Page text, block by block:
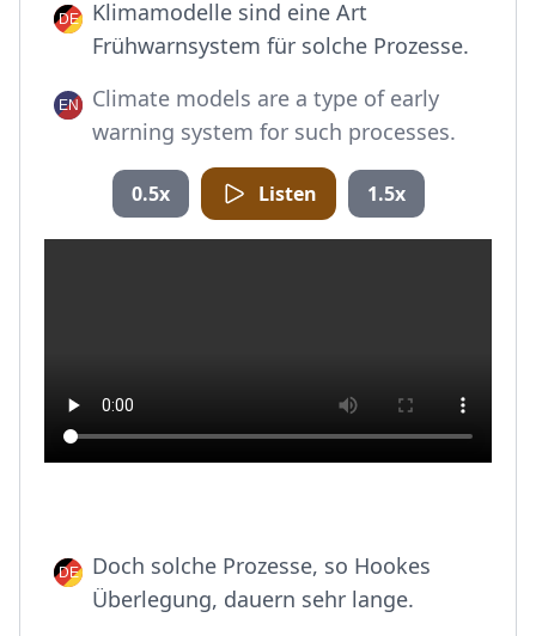
Klimamodelle sind eine Art
Frühwarnsystem für solche Prozesse.
Climate models are a type of early
warning system for such processes.
0.5x Listen 1.5x
Doch solche Prozesse, so Hookes
Überlegung, dauern sehr lange.